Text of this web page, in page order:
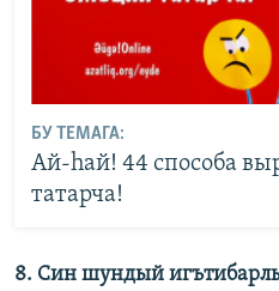
БУ ТЕМАГА:
Ай-һай! 44 способа
татарча!
8. Син шундый